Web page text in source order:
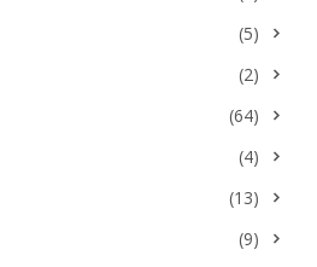
(5)
(2)
(64)
(4)
(13)
(9)